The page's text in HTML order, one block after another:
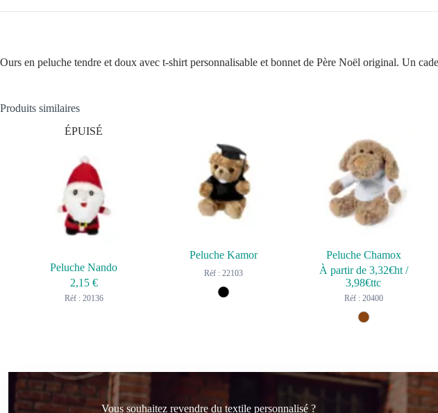
Ours en peluche tendre et doux avec t-shirt personnalisable et bonnet de Père Noël original. Un
Produits similaires
ÉPUISÉ
Peluche Nando
2,15 €
Réf : 20136
Peluche Kamor
Réf : 22103
Peluche Chamox
À partir de 3,32€ht/
3,98€ttc
Réf : 20400
Vous souhaitez revendre du textile personnalisé ?